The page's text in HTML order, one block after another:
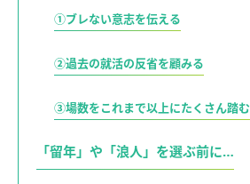
①ブレない意志を伝える
②過去の就活の反省を顧みる
③場数をこれまで以上にたくさん踏む
「留年」や「浪人」を選ぶ前に…